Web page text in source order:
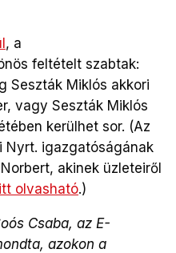
, a
feltételt szabtak:
Seszták Miklós akkori
vagy Seszták Miklós
kerülhet sor. (Az
Nyrt. igazgatóságának
akinek üzleteiről
olvasható.)
Csaba, az E-
azokon a